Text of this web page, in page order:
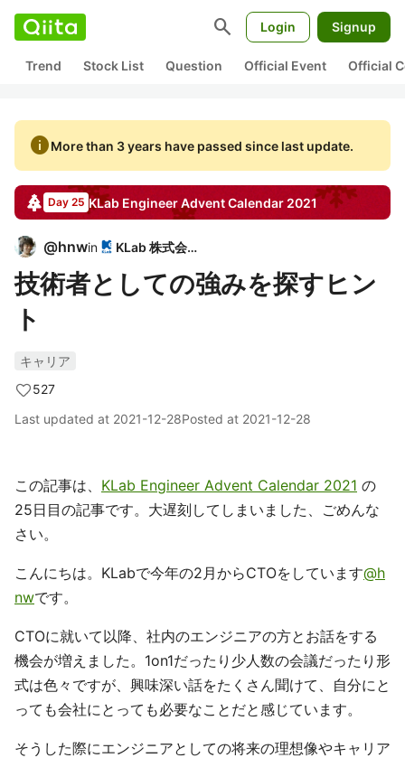
search Login Signup
Trend Stock List Question Official Event Official
infoMore than 3 years have passed since last update.
Day 25 KLab EngineerAdvent Calendar 2021
@hnwin KLab 株式会社
技術者としての強みを探すヒン
ト
キャリア
527
Last updated at 2021-12-28Posted at 2021-12-28
この記事は、 KLab Engineer Advent Calendar 2021 の
25日目の記事です。大遅刻してしまいました、ごめんな
さい。
こんにちは。KLabで今年の2月からCTOをしています@h
nwです。
CTOに就いて以降、社内のエンジニアの方とお話をする
機会が増えました。1on1だったり少人数の会議だったり形
式は色々ですが、興味深い話をたくさん聞けて、自分にと
っても会社にとっても必要なことだと感じています。
そうした際にエンジニアとしての将来の理想像やキャリア